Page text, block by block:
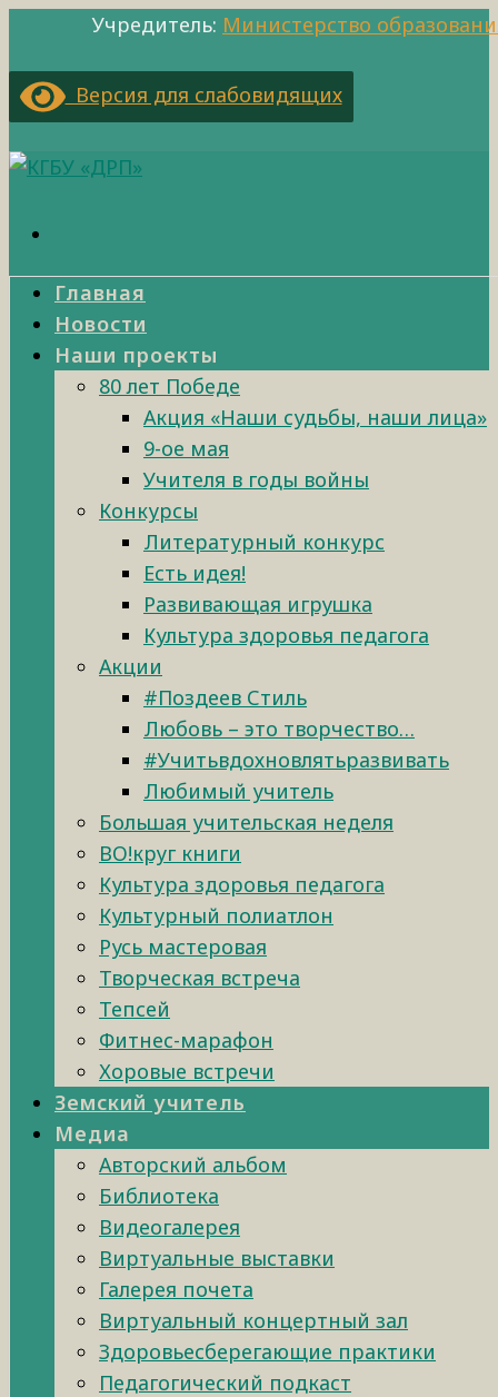
Учредитель: Министерство
Версия для слабовидящих
Главная
Новости
Наши проекты
80 лет Победе
Акция «Наши судьбы, наши лица»
9-ое мая
Учителя в годы войны
Конкурсы
Литературный конкурс
Есть идея!
Развивающая игрушка
Культура здоровья педагога
Акции
#Поздеев Стиль
Любовь – это творчество…
#Учитьвдохновлятьразвивать
Любимый учитель
Большая учительская неделя
ВО!круг книги
Культура здоровья педагога
Культурный полиатлон
Русь мастеровая
Творческая встреча
Тепсей
Фитнес-марафон
Хоровые встречи
Земский учитель
Медиа
Авторский альбом
Библиотека
Видеогалерея
Виртуальные выставки
Галерея почета
Виртуальный концертный зал
Здоровьесберегающие практики
Педагогический подкаст